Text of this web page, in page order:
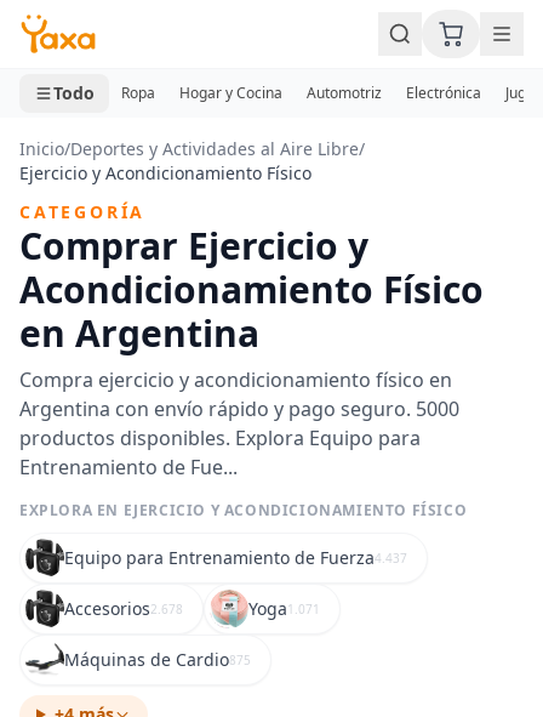
MINI CARRITO
0 productos
Todo Ropa Hogar y Cocina Automotriz Electrónica
Inicio/Deportes y Actividades al Aire Libre/
Ejercicio y Acondicionamiento Físico
CATEGORÍA
Comprar Ejercicio y
Acondicionamiento Físico
en Argentina
Compra ejercicio y acondicionamiento físico en
Argentina con envío rápido y pago seguro. 5000
productos disponibles. Explora Equipo para
Entrenamiento de Fue...
EXPLORA EN EJERCICIO Y ACONDICIONAMIENTO FÍSICO
Equipo para Entrenamiento de Fuerza4.437
Accesorios2.678 Yoga1.071
Máquinas de Cardio875